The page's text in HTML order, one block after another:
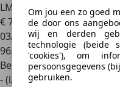
Om jou een zo goed
de door ons
wij en derden
technologie (beide
'cookies'), om
persoonsgegevens
gebruiken.
LM
€ 7.745
03/2019
96.788 km
Benzine
- (l/100 km)